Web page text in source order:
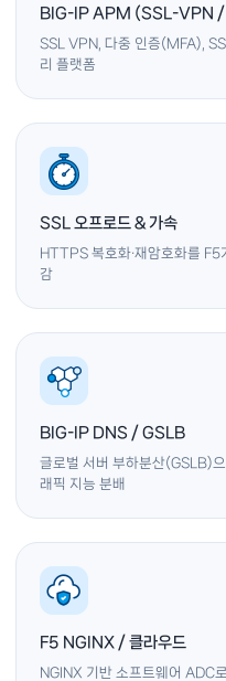
BIG-IP APM (SSL-VPN /
SSL VPN, 다중 인증(MFA),
리 플랫폼
SSL 오프로드 & 가속
HTTPS 복호화·재암호화를
감
BIG-IP DNS / GSLB
글로벌 서버 부하분산(GSLB)
래픽 지능 분배
F5 NGINX / 클라우드
NGINX 기반 소프트웨어 ADC